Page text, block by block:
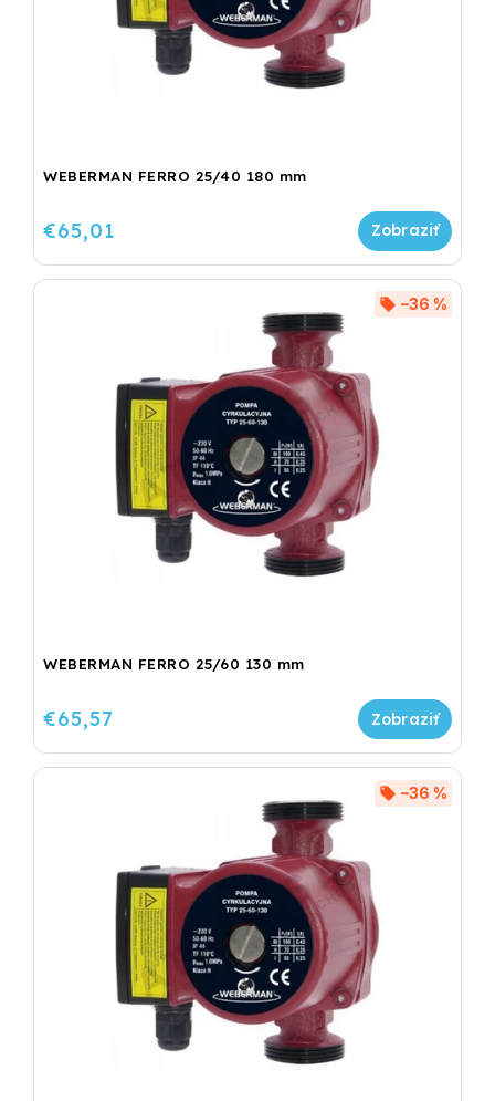
WEBERMAN FERRO 25/40 180 mm
€65,01
WEBERMAN FERRO 25/60 130 mm
–36 %
€65,57
–36 %